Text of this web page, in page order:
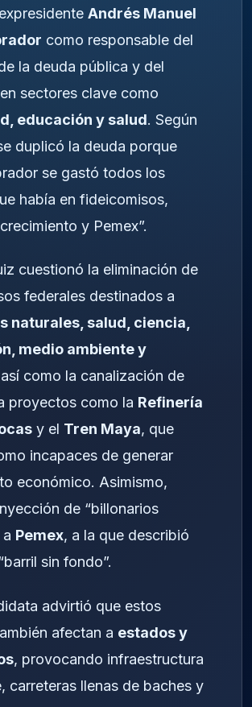
Andrés Manuel
como responsable del
la deuda pública y del
sectores clave como
educación y salud. Según
duplicó la deuda porque
se gastó todos los
había en fideicomisos,
y Pemex”.
cuestionó la eliminación de
federales destinados a
naturales, salud, ciencia,
medio ambiente y
como la canalización de
proyectos como la Refinería
y el Tren Maya, que
incapaces de generar
económico. Asimismo,
de “billonarios
Pemex, a la que describió
sin fondo”.
advirtió que estos
afectan a estados y
, provocando infraestructura
carreteras llenas de baches y